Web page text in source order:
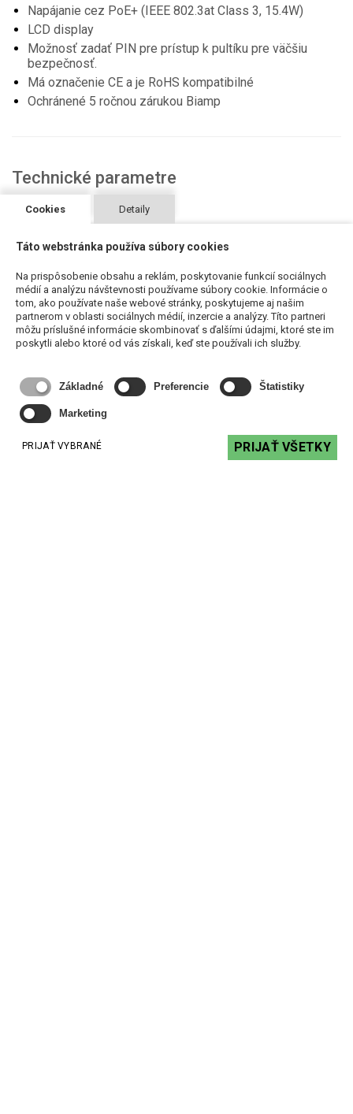
Napájanie cez PoE+ (IEEE 802.3at Class 3, 15.4W)
LCD display
Možnosť zadať PIN pre prístup k pultíku pre väčšiu
bezpečnosť.
Má označenie CE a je RoHS kompatibilné
Ochránené 5 ročnou zárukou Biamp
Technické parametre
Odporúčané produkty
Cookies Detaily
Táto webstránka používa súbory cookies
Na prispôsobenie obsahu a reklám, poskytovanie funkcií sociálnych
médií a analýzu návštevnosti používame súbory cookie. Informácie o
tom, ako používate naše webové stránky, poskytujeme aj našim
partnerom v oblasti sociálnych médií, inzercie a analýzy. Títo partneri
môžu príslušné informácie skombinovať s ďalšími údajmi, ktoré ste im
poskytli alebo ktoré od vás získali, keď ste používali ich služby.
Základné Preferencie Štatistiky
Marketing
PRIJAŤ VYBRANÉ PRIJAŤ VŠETKY